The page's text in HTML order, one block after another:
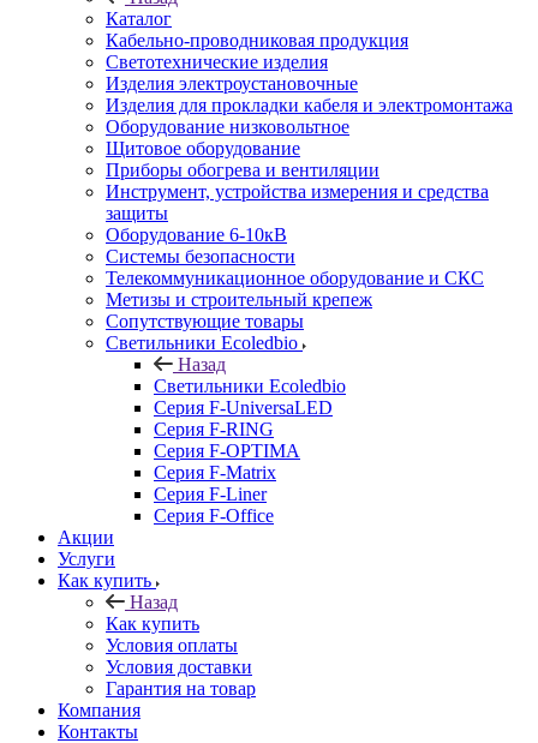
Каталог
Кабельно-проводниковая продукция
Светотехнические изделия
Изделия электроустановочные
Изделия для прокладки кабеля и электромонтажа
Оборудование низковольтное
Щитовое оборудование
Приборы обогрева и вентиляции
Инструмент, устройства измерения и средства
защиты
Оборудование 6-10кВ
Системы безопасности
Телекоммуникационное оборудование и СКС
Метизы и строительный крепеж
Сопутствующие товары
Светильники Ecoledbio
Назад
Светильники Ecoledbio
Серия F-UniversaLED
Серия F-RING
Серия F-OPTIMA
Серия F-Matrix
Серия F-Liner
Серия F-Office
Акции
Услуги
Как купить
Назад
Как купить
Условия оплаты
Условия доставки
Гарантия на товар
Компания
Контакты